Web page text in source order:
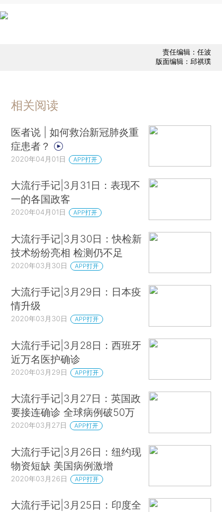
责任编辑：任波
版面编辑：邱祺璞
相关阅读
医者说 | 如何救治新冠肺炎重
症患者？
2020年04月01日 APP打开
大流行手记|3月31日：表现不
一的各国政客
2020年04月01日 APP打开
大流行手记|3月30日：快检新
技术纷纷亮相 检测仍不足
2020年03月30日 APP打开
大流行手记|3月29日：日本疫
情升级
2020年03月30日 APP打开
大流行手记|3月28日：西班牙
近万名医护确诊
2020年03月29日 APP打开
大流行手记|3月27日：英国政
要接连确诊 全球病例破50万
2020年03月27日 APP打开
大流行手记|3月26日：纽约现
物资短缺 美国病例激增
2020年03月26日 APP打开
大流行手记|3月25日：印度全